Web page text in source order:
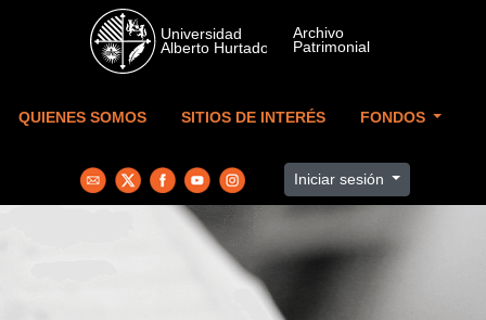
Skip to main content
QUIENES SOMOS SITIOS DE INTERÉS FONDOS
Iniciar sesión